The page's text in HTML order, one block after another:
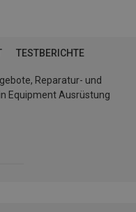
TESTBERICHTE
Reparatur- und
Equipment Ausrüstung